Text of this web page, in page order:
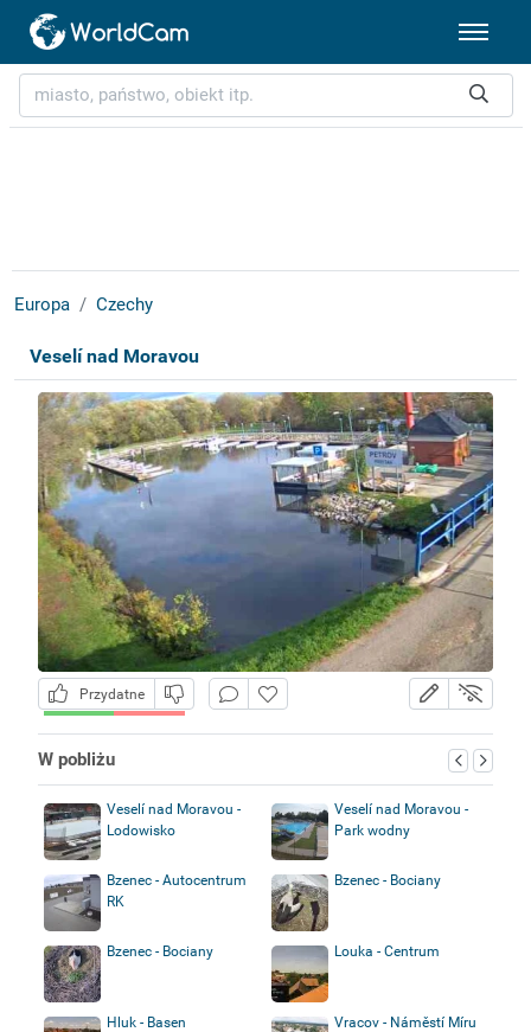
Europa Czechy
Veselí nad Moravou
Przydatne
W pobliżu
Veselí nad Moravou -
Lodowisko
Veselí nad Moravou -
Park wodny
Bzenec - Autocentrum
RK
Bzenec - Bociany
Bzenec - Bociany Louka - Centrum
Hluk - Basen Vracov - Náměstí Míru